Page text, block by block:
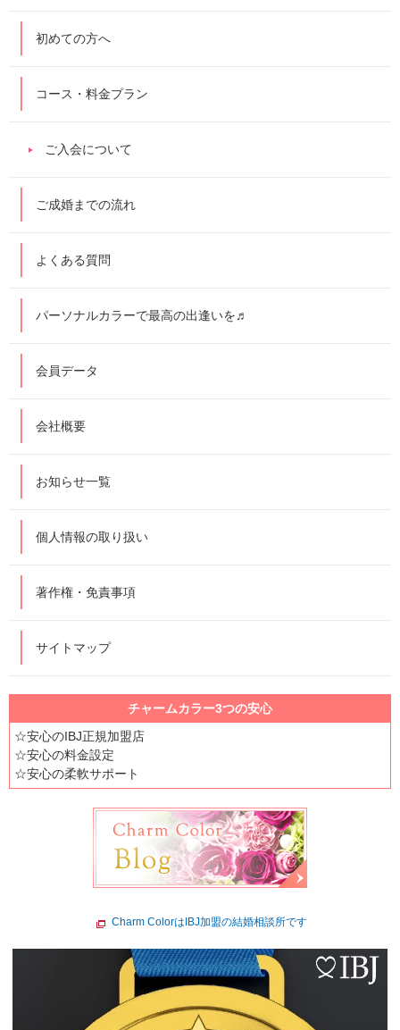
初めての方へ
コース・料金プラン
ご入会について
ご成婚までの流れ
よくある質問
パーソナルカラーで最高の出逢いを♬
会員データ
会社概要
お知らせ一覧
個人情報の取り扱い
著作権・免責事項
サイトマップ
チャームカラー3つの安心
☆安心のIBJ正規加盟店
☆安心の料金設定
☆安心の柔軟サポート
Charm ColorはIBJ加盟の結婚相談所です